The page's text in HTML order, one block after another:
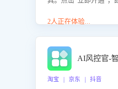
客服在家具用品功能、
2人正在体验...
AI风控官-
淘宝 | 京东 | 抖音